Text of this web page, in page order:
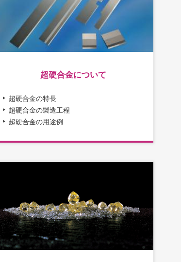
超硬合金について
超硬合金の特長
超硬合金の製造工程
超硬合金の用途例